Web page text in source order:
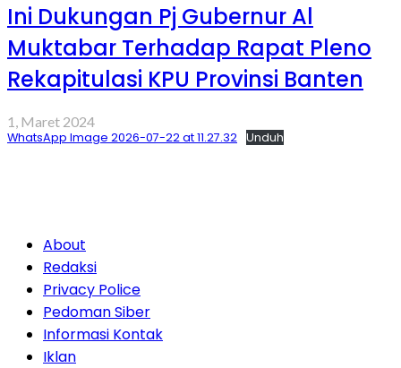
Ini Dukungan Pj Gubernur Al
Muktabar Terhadap Rapat Pleno
Rekapitulasi KPU Provinsi Banten
1, Maret 2024
WhatsApp Image 2026-07-22 at 11.27.32 Unduh
About
Redaksi
Privacy Police
Pedoman Siber
Informasi Kontak
Iklan